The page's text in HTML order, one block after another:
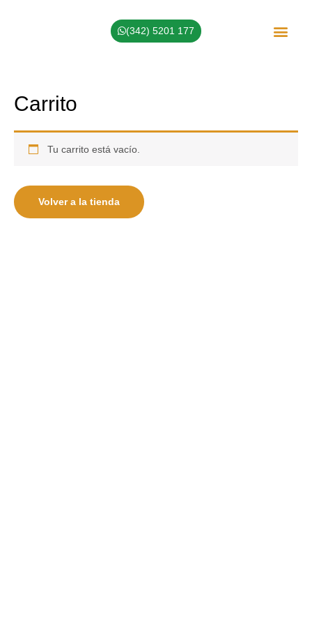
(342) 5201 177
Carrito
Tu carrito está vacío.
Volver a la tienda